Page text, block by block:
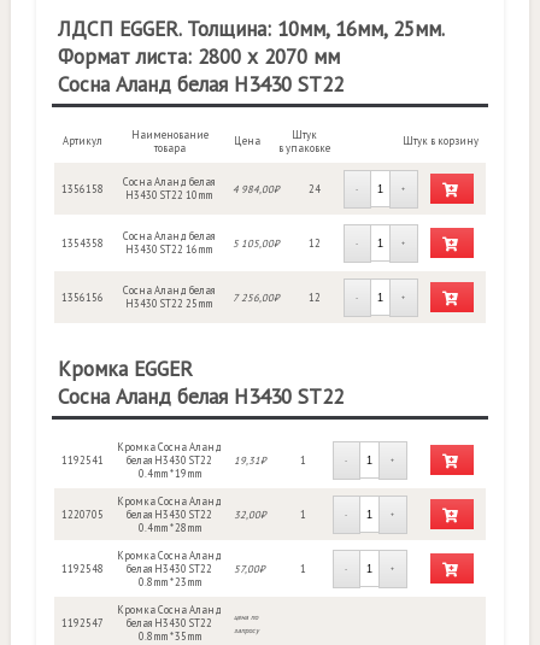
ЛДСП EGGER. Толщина: 10мм, 16мм, 25мм.
Формат листа: 2800 х 2070 мм
Сосна Аланд белая H3430 ST22
Артикул
Наименование
товара
Цена
Штук
в упаковке
Штук в корзину
1356158
Сосна Аланд белая
H3430 ST22 10mm
4 984,00₽ 24 - +
1354358
Сосна Аланд белая
H3430 ST22 16mm
5 105,00₽ 12 - +
1356156
Сосна Аланд белая
H3430 ST22 25mm
7 256,00₽ 12 - +
Кромка EGGER
Сосна Аланд белая H3430 ST22
1192541
Кромка Сосна Аланд
белая H3430 ST22
0.4mm * 19mm
19,31₽ 1 - +
1220705
Кромка Сосна Аланд
белая H3430 ST22
0.4mm * 28mm
32,00₽ 1 - +
1192548
Кромка Сосна Аланд
белая H3430 ST22
0.8mm * 23mm
57,00₽ 1 - +
1192547
Кромка Сосна Аланд
белая H3430 ST22
0.8mm * 35mm
цена по
запросу